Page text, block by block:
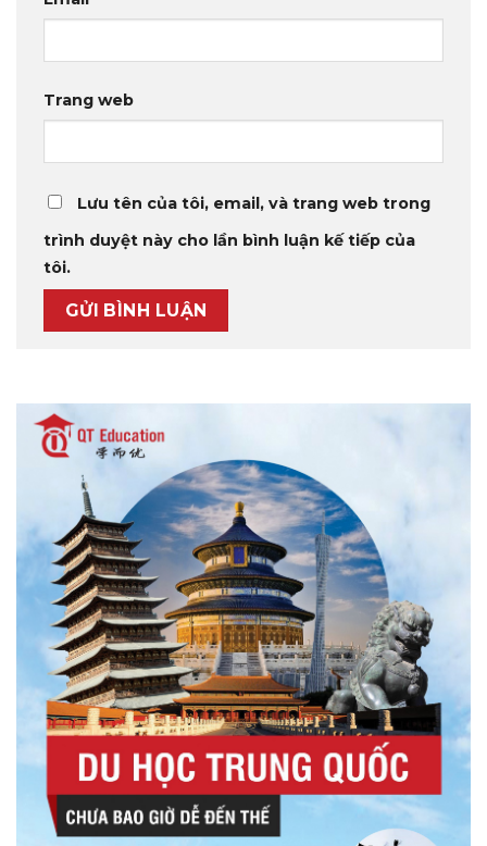
Trang web
Lưu tên của tôi, email, và trang web trong
trình duyệt này cho lần bình luận kế tiếp của
tôi.